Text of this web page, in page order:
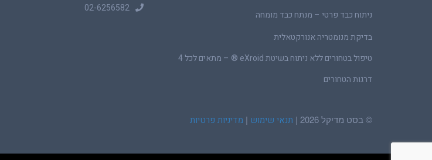
02-6256582
ניתוח כבד פרטי – מנתח כבד מומחה
בדיקת מנומטריה אנורקטאלית
טיפול בטחורים ללא ניתוח בשיטת eXroid ® – מתאים לכל 4
דרגות הטחורים
© בסט מדיקל 2026 | תנאי שימוש | מדיניות פרטיות